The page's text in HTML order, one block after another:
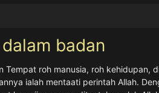
badan
roh manusia, roh kehidupan, di
perintah Allah. Dengan peraturan-